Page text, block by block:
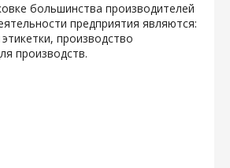
большинства производителей
предприятия являются:
производство
производств.